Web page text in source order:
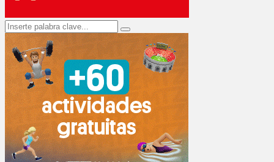
Search
for:
Search